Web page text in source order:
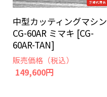
中型カッティングマシン
CG-60AR ミマキ [CG-
60AR-TAN]
販売価格（税込）
149,600円